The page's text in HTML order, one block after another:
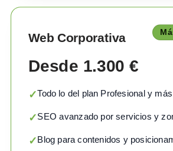
Web Corporativa
Desde 1.300 €
✓Todo lo del plan Profesional y
✓SEO avanzado por servicios y
✓Blog para contenidos y